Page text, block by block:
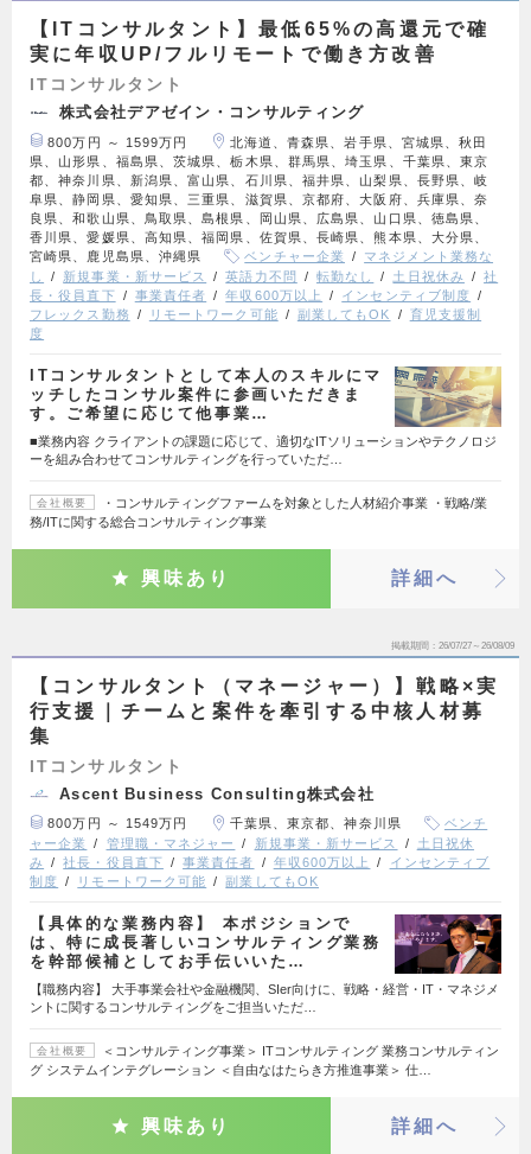
【ITコンサルタント】最低65%の高還元で確
実に年収UP/フルリモートで働き方改善
ITコンサルタント
株式会社デアゼイン・コンサルティング
800万円 ～ 1599万円
北海道、青森県、岩手県、宮城県、秋田
県、山形県、福島県、茨城県、栃木県、群馬県、埼玉県、千葉県、東京
都、神奈川県、新潟県、富山県、石川県、福井県、山梨県、長野県、岐
阜県、静岡県、愛知県、三重県、滋賀県、京都府、大阪府、兵庫県、奈
良県、和歌山県、鳥取県、島根県、岡山県、広島県、山口県、徳島県、
香川県、愛媛県、高知県、福岡県、佐賀県、長崎県、熊本県、大分県、
宮崎県、鹿児島県、沖縄県
ベンチャー企業
マネジメント業務な
し
新規事業・新サービス 英語力不問 転勤なし 土日祝休み
社
長・役員直下
事業責任者 年収600万以上
インセンティブ制度
フレックス勤務
リモートワーク可能 副業してもOK
育児支援制
度
ITコンサルタントとして本人のスキルにマ
ッチしたコンサル案件に参画いただきま
す。ご希望に応じて他事業…
■業務内容 クライアントの課題に応じて、適切なITソリューションやテクノロジ
ーを組み合わせてコンサルティングを行っていただ…
会社概要
・コンサルティングファームを対象とした人材紹介事業 ・戦略/業
務/ITに関する総合コンサルティング事業
興味あり 詳細へ
掲載期間 26/07/27～26/08/09
【コンサルタント（マネージャー）】戦略×実
行支援｜チームと案件を牽引する中核人材募
集
ITコンサルタント
Ascent Business Consulting株式会社
800万円 ～ 1549万円 千葉県、東京都、神奈川県
ベンチ
ャー企業
管理職・マネジャー 新規事業・新サービス
土日祝休
み
社長・役員直下 事業責任者 年収600万以上
インセンティブ
制度
リモートワーク可能 副業してもOK
【具体的な業務内容】 本ポジションで
は、特に成長著しいコンサルティング業務
を幹部候補としてお手伝いいた…
【職務内容】 大手事業会社や金融機関、SIer向けに、戦略・経営・IT・マネジメ
ントに関するコンサルティングをご担当いただ…
会社概要
＜コンサルティング事業＞ ITコンサルティング 業務コンサルティン
グ システムインテグレーション ＜自由なはたらき方推進事業＞ 仕…
興味あり 詳細へ